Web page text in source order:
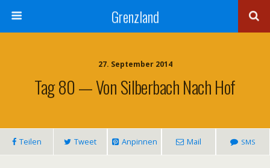
Grenzland
27. September 2014
Tag 80 — Von Silberbach Nach Hof
Tei­len Tweet Anpin­nen Mail SMS